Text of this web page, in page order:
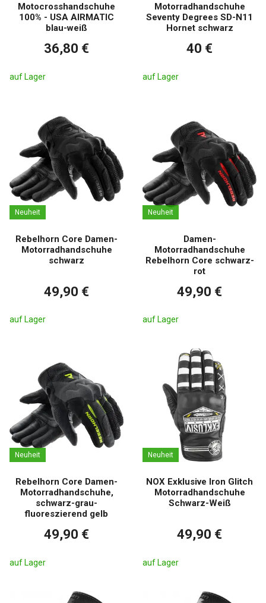
Motocrosshandschuhe
100% - USA AIRMATIC
blau-weiß
36,80 €
auf Lager
Motorradhandschuhe
Seventy Degrees SD-N11
Hornet schwarz
40 €
auf Lager
Neuheit
Rebelhorn Core Damen-
Motorradhandschuhe
schwarz
49,90 €
auf Lager
Neuheit
Damen-
Motorradhandschuhe
Rebelhorn Core schwarz-
rot
49,90 €
auf Lager
Neuheit
Rebelhorn Core Damen-
Motorradhandschuhe,
schwarz-grau-
fluoreszierend gelb
49,90 €
auf Lager
Neuheit
NOX Exklusive Iron Glitch
Motorradhandschuhe
Schwarz-Weiß
49,90 €
auf Lager